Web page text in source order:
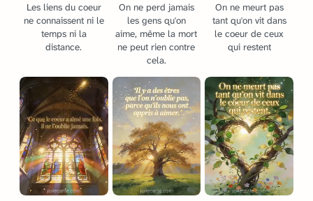
Les liens du coeur
ne connaissent ni le
temps ni la
distance.
On ne perd jamais
les gens qu'on
aime, même la mort
ne peut rien contre
cela.
On ne meurt pas
tant qu'on vit dans
le coeur de ceux
qui restent